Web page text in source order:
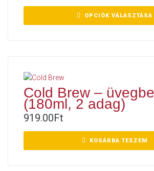
OPCIÓK VÁLASZTÁSA
Cold Brew –
(180ml, 2 adag)
919.00Ft
KOSÁRBA TESZEM